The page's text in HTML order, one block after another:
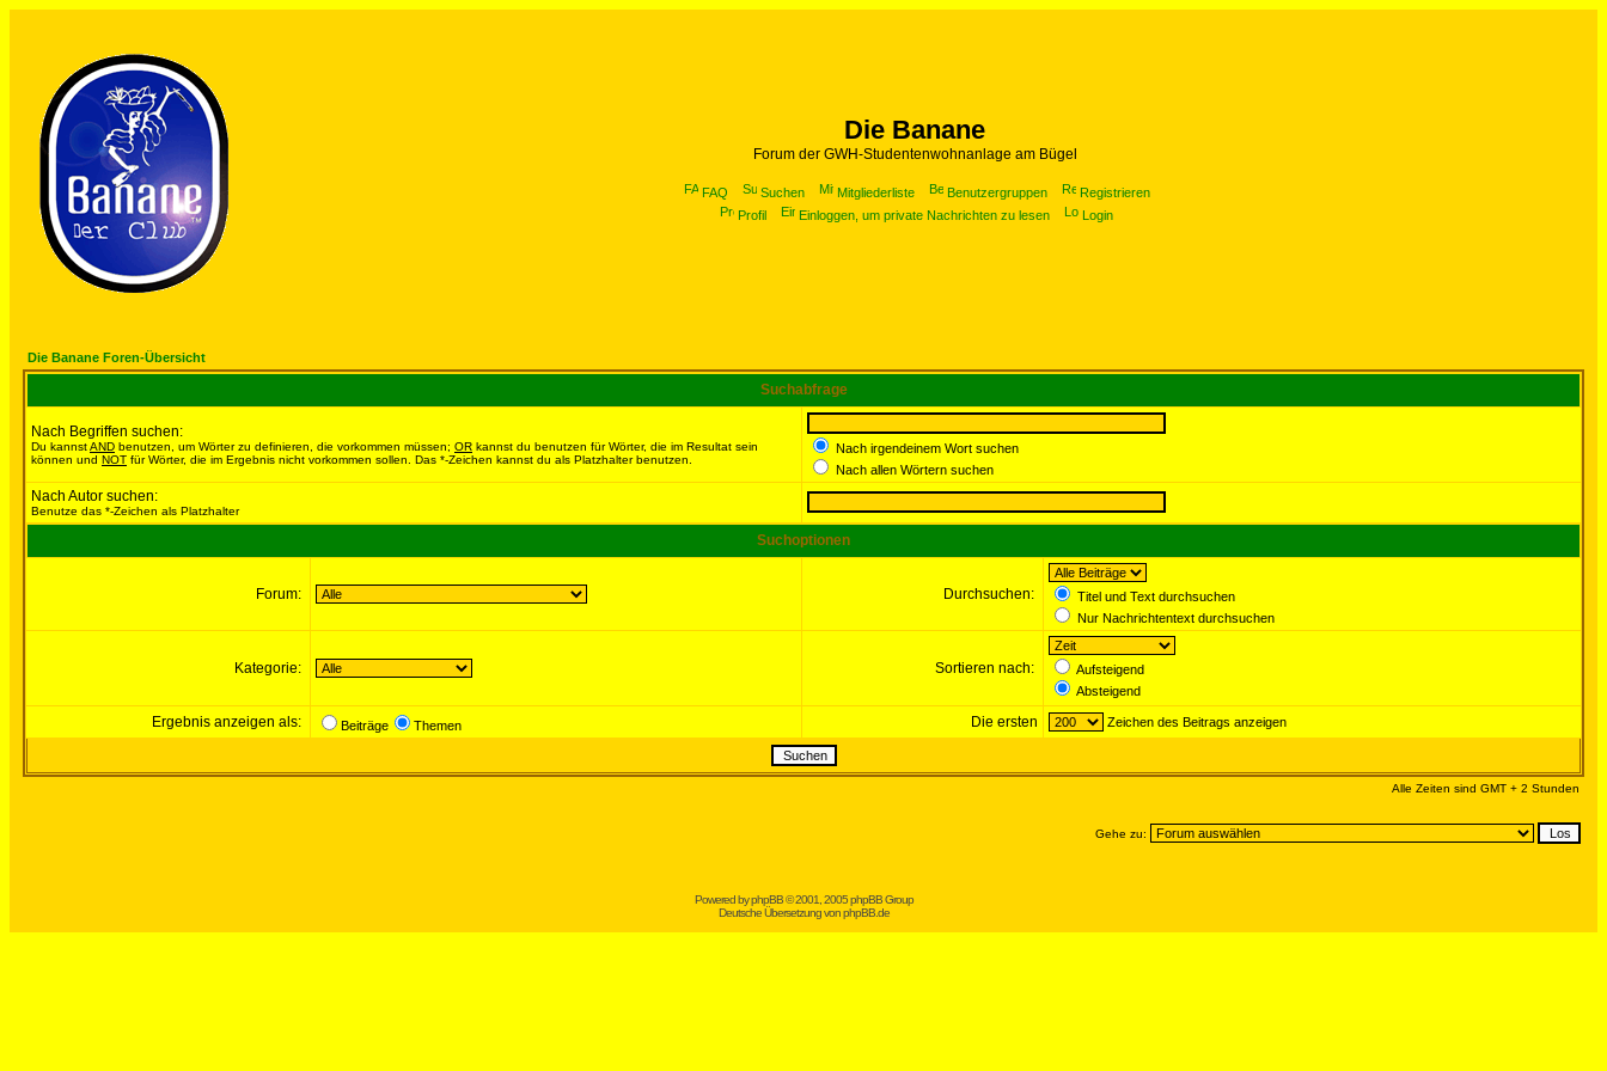
Die Banane
Forum der GWH-Studentenwohnanlage am Bügel
FAQ Suchen Mitgliederliste Benutzergruppen
Registrieren
Profil
Einloggen, um private Nachrichten zu lesen Login
Die Banane Foren-Übersicht
Suchabfrage
Nach Begriffen suchen:
Du kannstAND benutzen, um Wörter zu definieren, die vorkommen müssen; OR kannst du benutzen für Wörter, die im Resultat sein
können und NOT für Wörter, die im Ergebnis nicht vorkommen sollen. Das *-Zeichen kannst du als Platzhalter benutzen.
Nach irgendeinem Wort suchen
Nach allen Wörtern suchen
Nach Autor suchen:
Benutze das *-Zeichen als Platzhalter
Suchoptionen
Forum: Durchsuchen:
Titel und Text durchsuchen
Nur Nachrichtentext durchsuchen
Kategorie: Sortieren nach:
Aufsteigend
Absteigend
Ergebnis anzeigen als: Beiträge Themen Die ersten Zeichen des Beitrags anzeigen
Alle Zeiten sind GMT + 2 Stunden
Gehe zu:
Powered byphpBB© 2001, 2005 phpBB Group
Deutsche Übersetzung vonphpBB.de